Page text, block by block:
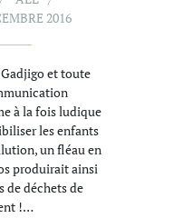
2016
et toute
à la fois ludique
les enfants
un fléau en
produirait ainsi
de déchets de
!…